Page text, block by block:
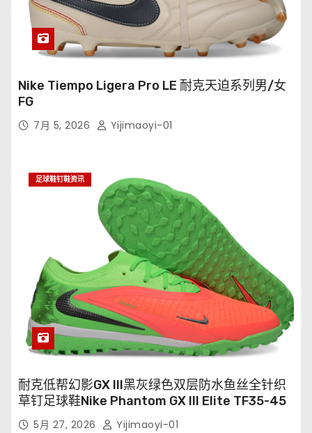
Nike Tiempo Ligera Pro LE 耐克天迫系列男/女
FG
7月 5, 2026 Yijimaoyi-01
足球鞋钉鞋资讯
耐克低帮幻影GX III黑灰绿色双层防水鱼丝全针织
草钉足球鞋Nike Phantom GX III Elite TF35-45
5月 27, 2026 Yijimaoyi-01